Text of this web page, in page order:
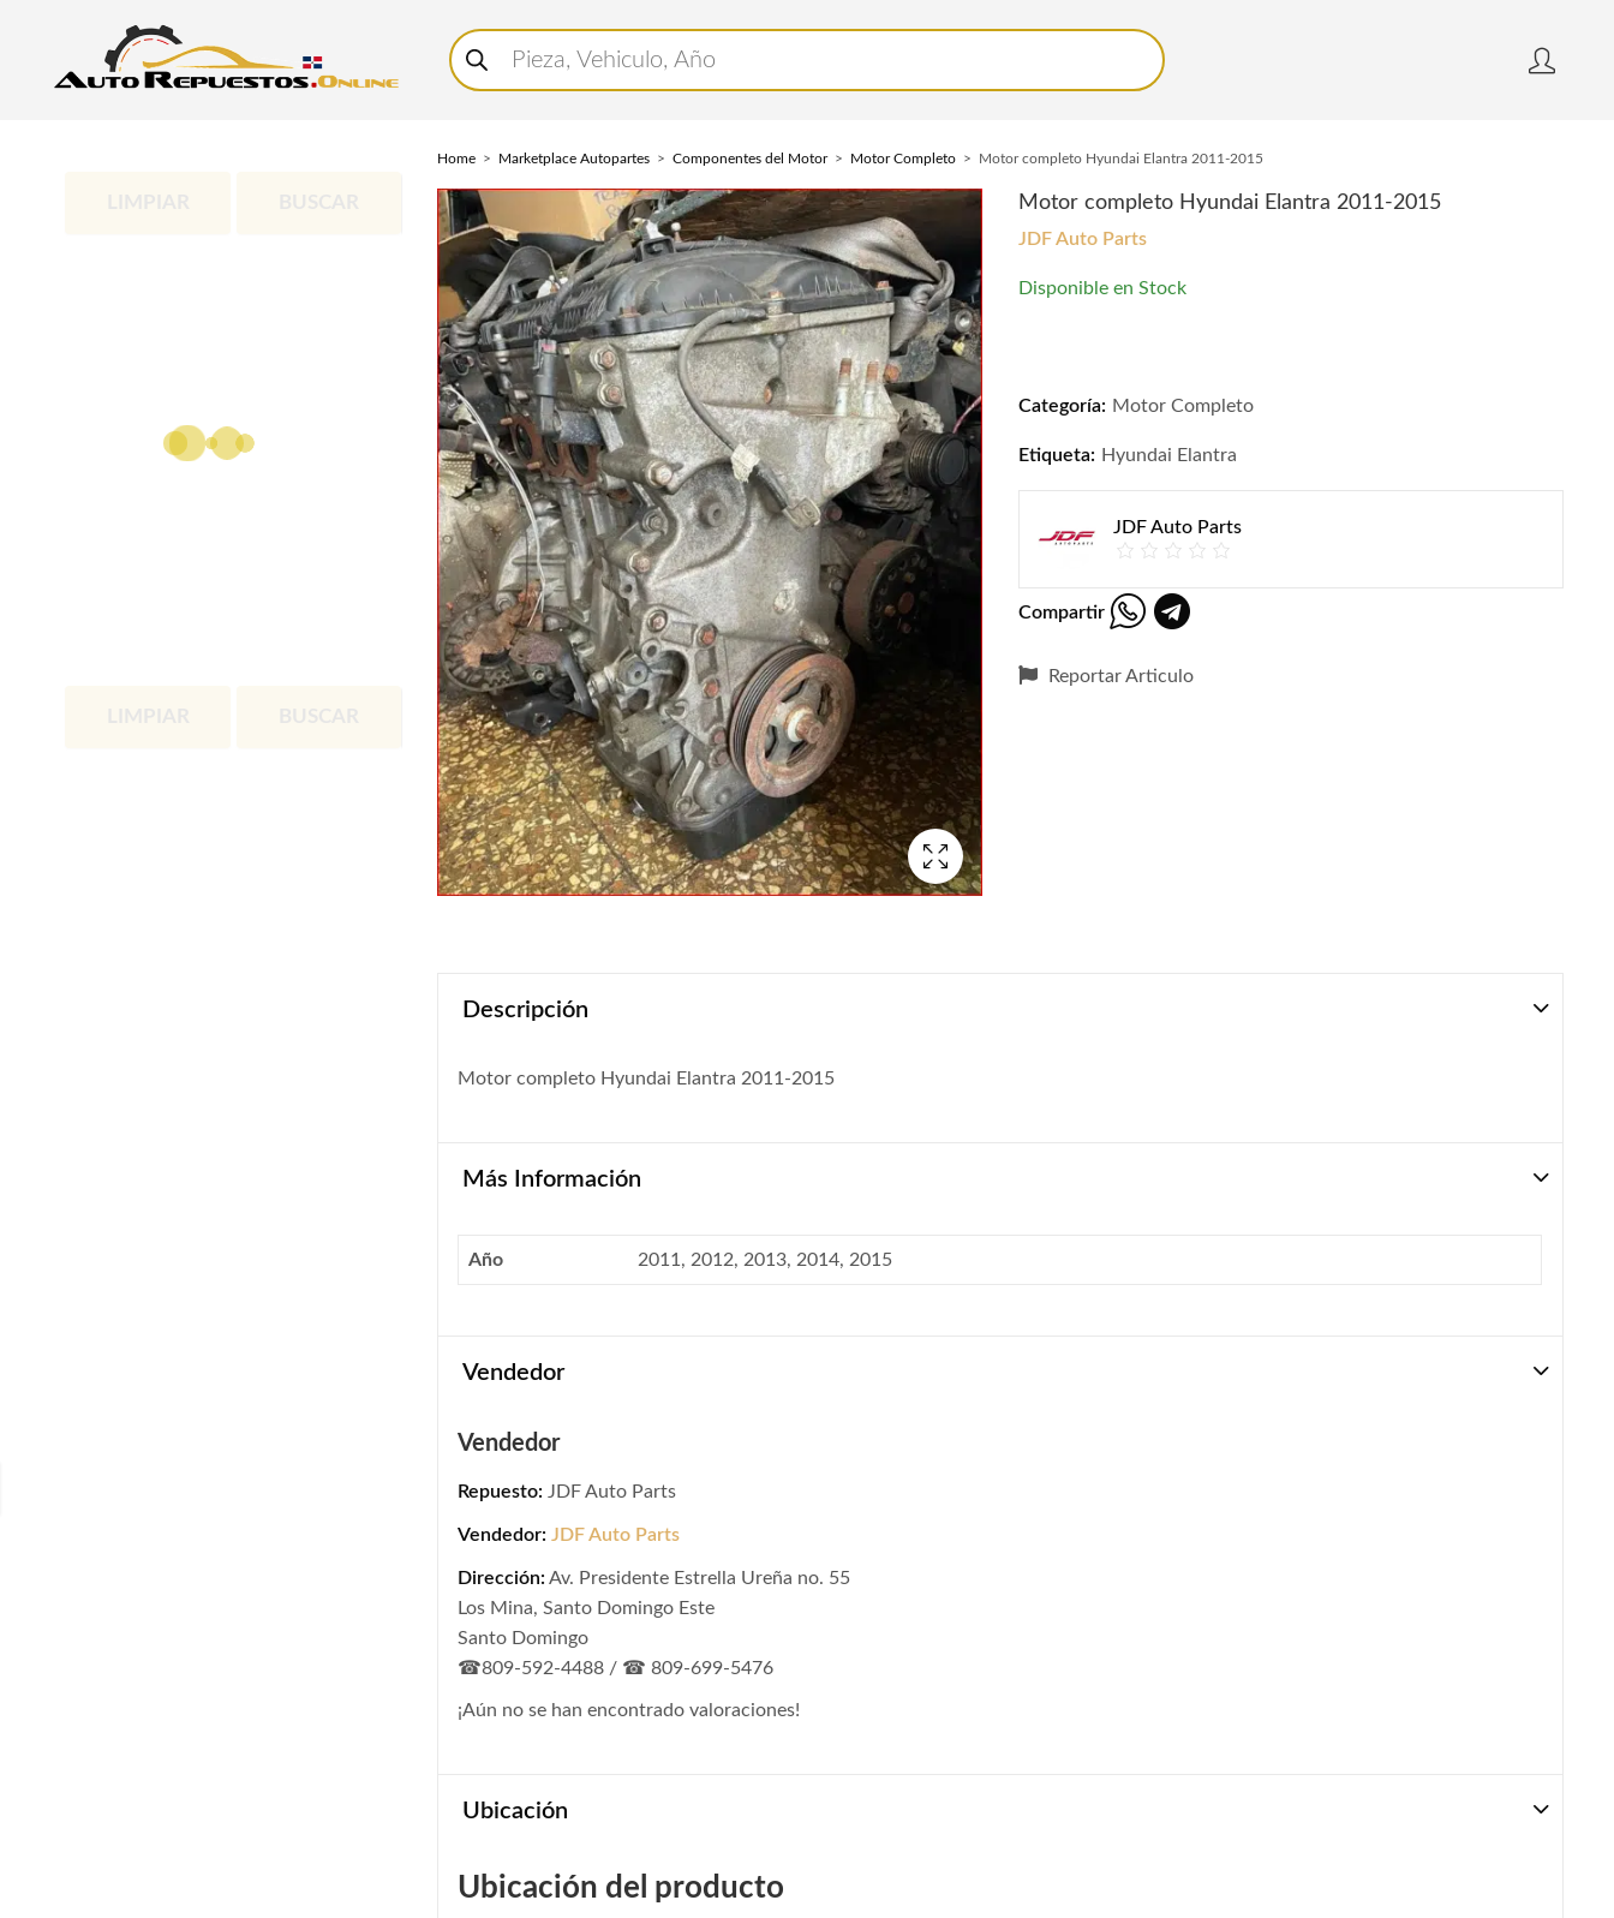
Buscar
productos
Home Marketplace Autopartes Componentes del Motor Motor Completo Motor completo Hyundai Elantra 2011-2015
Motor completo Hyundai Elantra 2011-2015
JDF Auto Parts
Disponible en Stock
Categoría: Motor Completo
Etiqueta: Hyundai Elantra
JDF Auto Parts
Compartir
Reportar Articulo
Descripción
Motor completo Hyundai Elantra 2011-2015
Más Información
Año 2011, 2012, 2013, 2014, 2015
Vendedor
Vendedor
Repuesto: JDF Auto Parts
Vendedor:JDF Auto Parts
Dirección: Av. Presidente Estrella Ureña no. 55
Los Mina, Santo Domingo Este
Santo Domingo
☎809-592-4488 / ☎ 809-699-5476
¡Aún no se han encontrado valoraciones!
Ubicación
Ubicación del producto